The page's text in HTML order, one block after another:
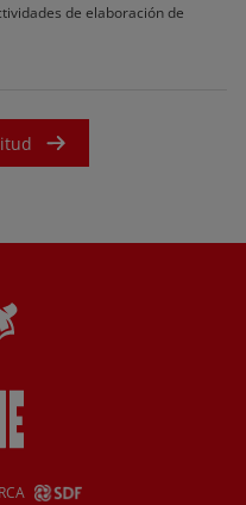
de elaboración de